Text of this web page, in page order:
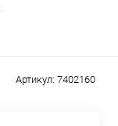
Артикул: 7402160